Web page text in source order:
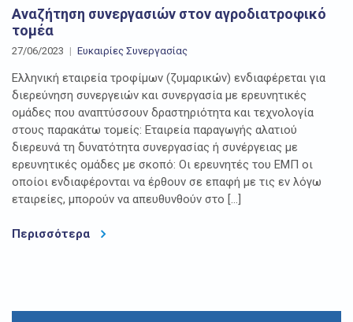
Αναζήτηση συνεργασιών στον αγροδιατροφικό
τομέα
27/06/2023 Ευκαιρίες Συνεργασίας
Ελληνική εταιρεία τροφίμων (ζυμαρικών) ενδιαφέρεται για
διερεύνηση συνεργειών και συνεργασία με ερευνητικές
ομάδες που αναπτύσσουν δραστηριότητα και τεχνολογία
στους παρακάτω τομείς: Εταιρεία παραγωγής αλατιού
διερευνά τη δυνατότητα συνεργασίας ή συνέργειας με
ερευνητικές ομάδες με σκοπό: Οι ερευνητές του ΕΜΠ οι
οποίοι ενδιαφέρονται να έρθουν σε επαφή με τις εν λόγω
εταιρείες, μπορούν να απευθυνθούν στο […]
Περισσότερα